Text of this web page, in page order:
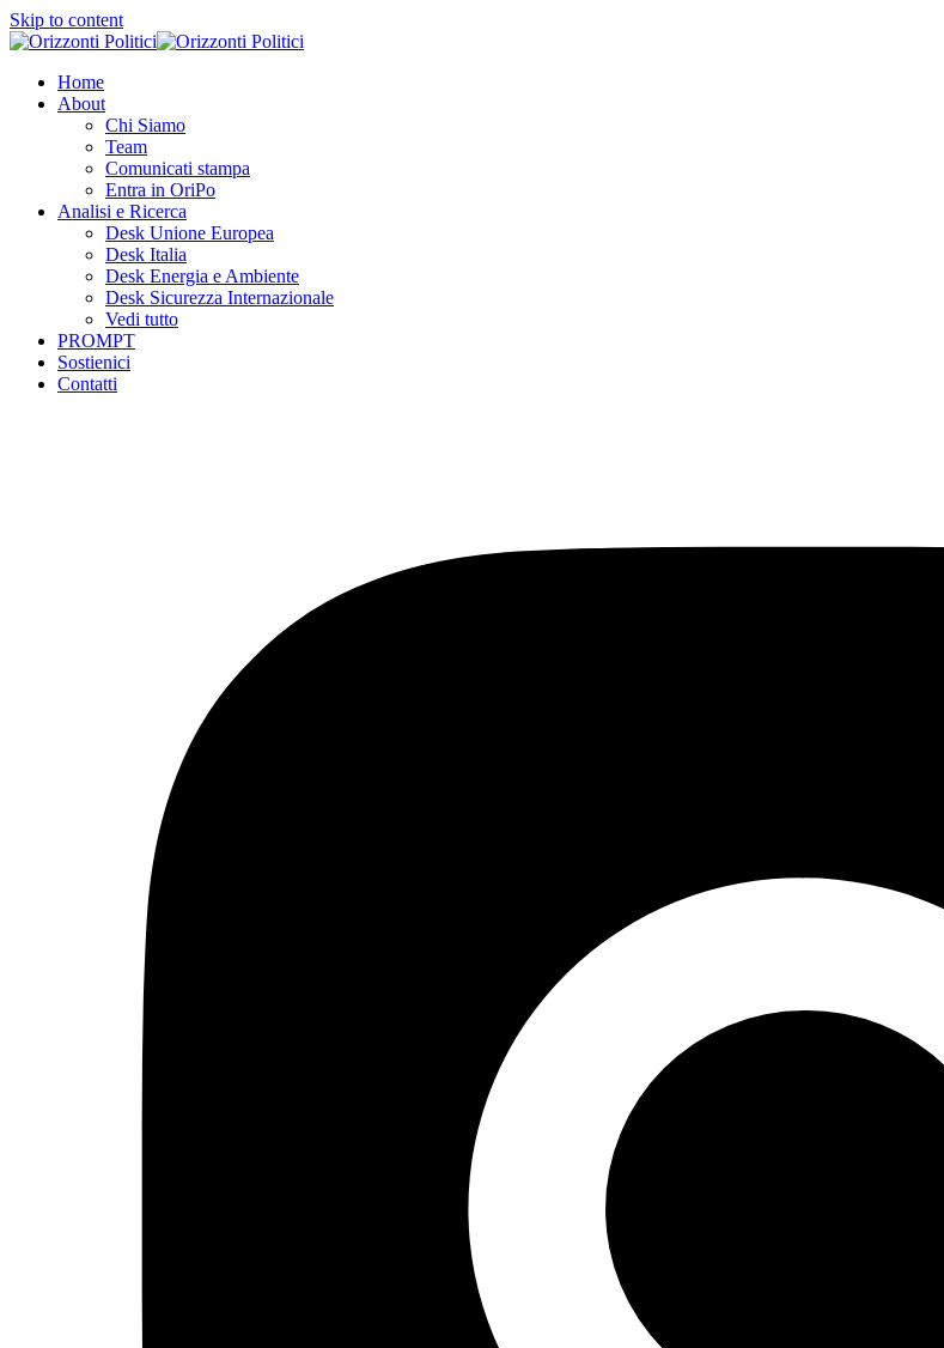
Skip to content
Home
About
Chi Siamo
Team
Comunicati stampa
Entra in OriPo
Analisi e Ricerca
Desk Unione Europea
Desk Italia
Desk Energia e Ambiente
Desk Sicurezza Internazionale
Vedi tutto
PROMPT
Sostienici
Contatti